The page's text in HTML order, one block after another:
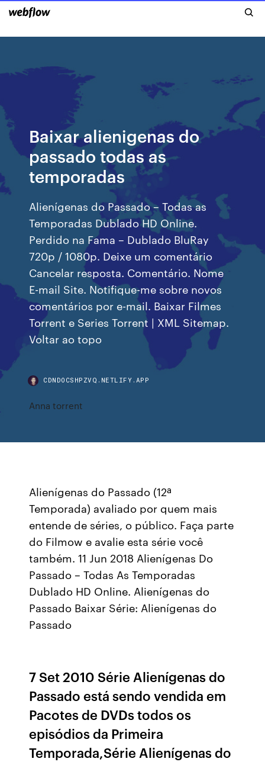
Baixar alienigenas do
passado todas as
temporadas
Alienígenas do Passado – Todas as
Temporadas Dublado HD Online.
Perdido na Fama – Dublado BluRay
720p / 1080p. Deixe um comentário
Cancelar resposta. Comentário. Nome
E-mail Site. Notifique-me sobre novos
comentários por e-mail. Baixar Filmes
Torrent e Series Torrent | XML Sitemap.
Voltar ao topo
CDNDOCSHPZVQ.NETLIFY.APP
Anna torrent
Alienígenas do Passado (12ª
Temporada) avaliado por quem mais
entende de séries, o público. Faça parte
do Filmow e avalie esta série você
também. 11 Jun 2018 Alienígenas Do
Passado – Todas As Temporadas
Dublado HD Online. Alienígenas do
Passado Baixar Série: Alienígenas do
Passado
7 Set 2010 Série Alienígenas do
Passado está sendo vendida em
Pacotes de DVDs todos os
episódios da Primeira
Temporada,Série Alienígenas do